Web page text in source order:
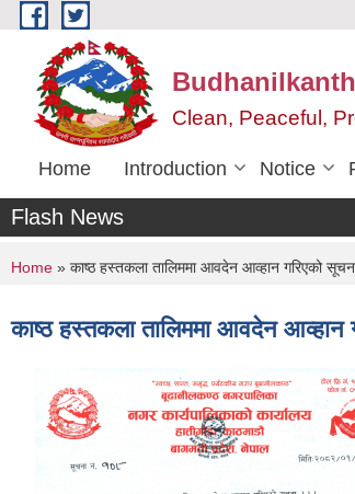
Skip to main content
Clean, Peaceful,
Home Introduction Notice
Flash News
You are here
Home » काष्ठ हस्तकला तालिममा आवदेन आव्हान गरिएको
काष्ठ हस्तकला तालिममा आवदेन आव्हान